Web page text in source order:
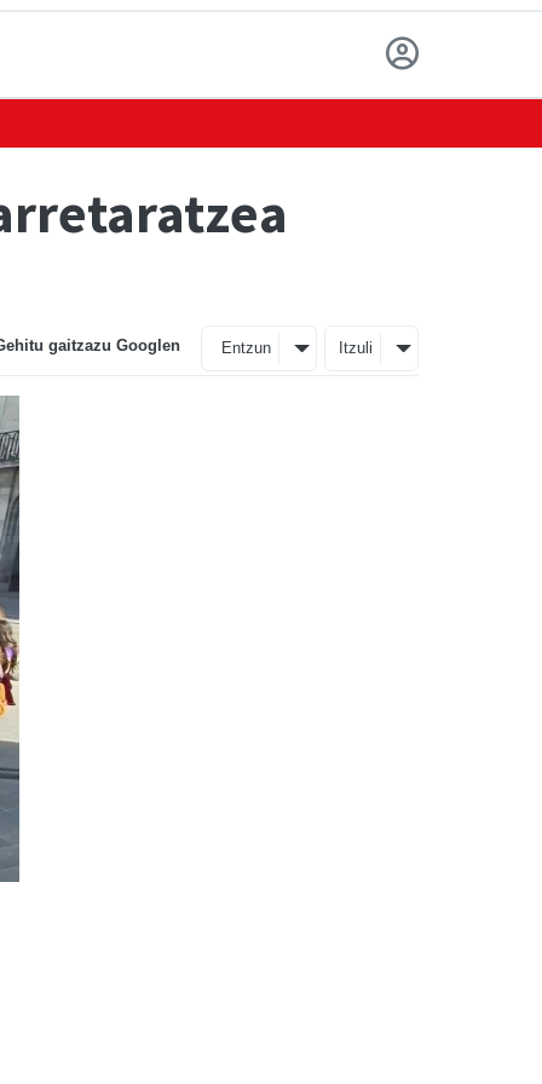
gaitzazu Googlen Entzun Itzuli